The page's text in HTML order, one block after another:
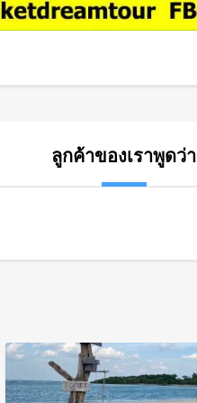
ลูกค้าของเราพูดว่า